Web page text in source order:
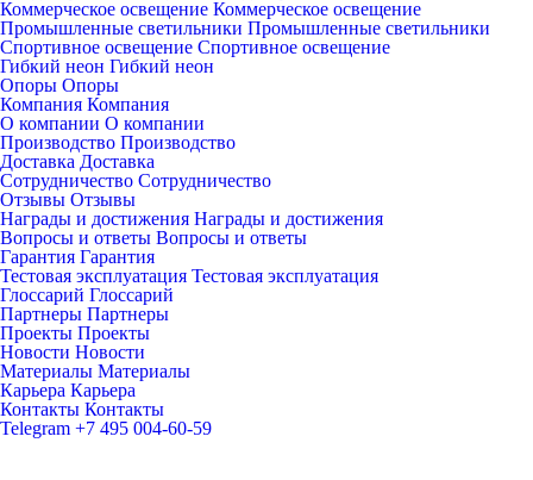
Коммерческое освещение Коммерческое освещение
Промышленные светильники Промышленные светильники
Спортивное освещение Спортивное освещение
Гибкий неон Гибкий неон
Опоры Опоры
Компания Компания
О компании О компании
Производство Производство
Доставка Доставка
Сотрудничество Сотрудничество
Отзывы Отзывы
Награды и достижения Награды и достижения
Вопросы и ответы Вопросы и ответы
Гарантия Гарантия
Тестовая эксплуатация Тестовая эксплуатация
Глоссарий Глоссарий
Партнеры Партнеры
Проекты Проекты
Новости Новости
Материалы Материалы
Карьера Карьера
Контакты Контакты
Telegram +7 495 004-60-59